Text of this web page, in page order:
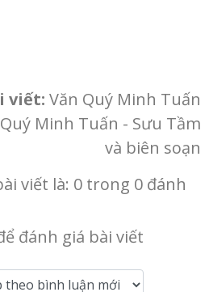
viết: Văn Quý Minh Tuấn
Minh Tuấn - Sưu Tầm
và biên soạn
viết là: 0 trong 0 đánh
đánh giá bài viết